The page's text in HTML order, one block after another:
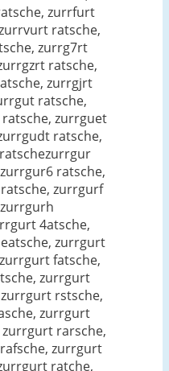
zurrfurt
ratsche,
zurrg7rt
ratsche,
zurrgjrt
ratsche,
zurrguet
ratsche,
ratsche,
zurrgurf
4atsche,
zurrgurt
fatsche,
zurrgurt
rstsche,
zurrgurt
rarsche,
zurrgurt
ratche,